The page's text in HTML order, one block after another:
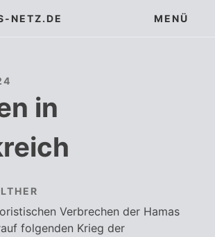
NETZ.DE MENÜ
in
Verbrechen der Hamas
folgenden Krieg der